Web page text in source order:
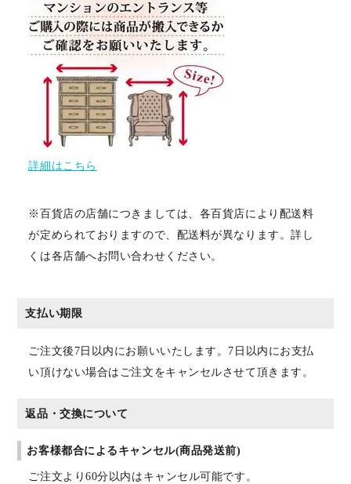
詳細はこちら
※百貨店の店舗につきましては、各百貨店により配送料
が定められておりますので、配送料が異なります。詳し
くは各店舗へお問い合わせください。
支払い期限
ご注文後7日以内にお願いいたします。7日以内にお支払
い頂けない場合はご注文をキャンセルさせて頂きます。
返品・交換について
お客様都合によるキャンセル(商品発送前)
ご注文より60分以内はキャンセル可能です。